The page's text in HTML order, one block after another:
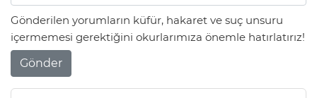
Gönderilen yorumların küfür, hakaret ve suç unsuru
içermemesi gerektiğini okurlarımıza önemle hatırlatırız!
Gönder